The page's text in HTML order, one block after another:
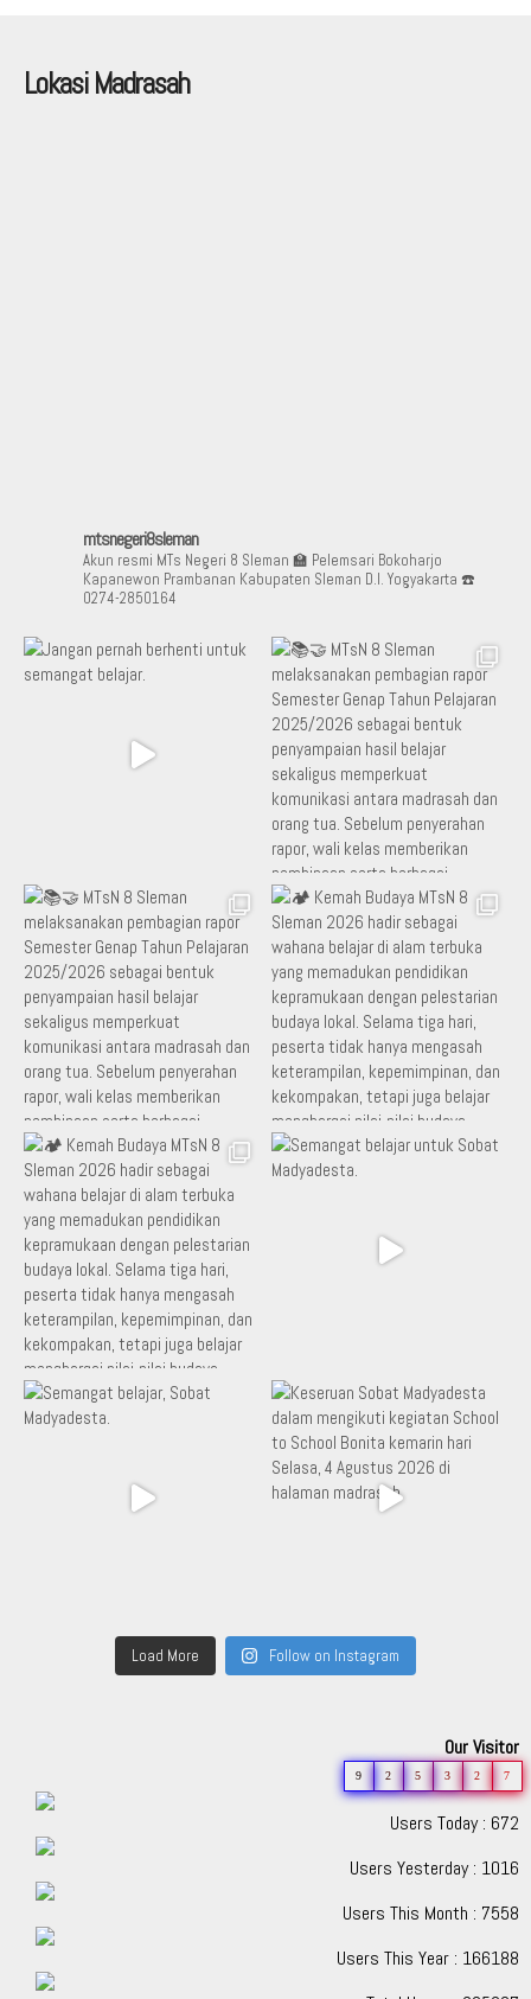
Lokasi Madrasah
mtsnegeri8sleman
Akun resmi MTs Negeri 8 Sleman 🏫 Pelemsari Bokoharjo
Kapanewon Prambanan Kabupaten Sleman D.I. Yogyakarta ☎️
0274-2850164
Load More Follow on Instagram
Our Visitor
9 2 5 3 2 7
Users Today : 672
Users Yesterday : 1016
Users This Month : 7558
Users This Year : 166188